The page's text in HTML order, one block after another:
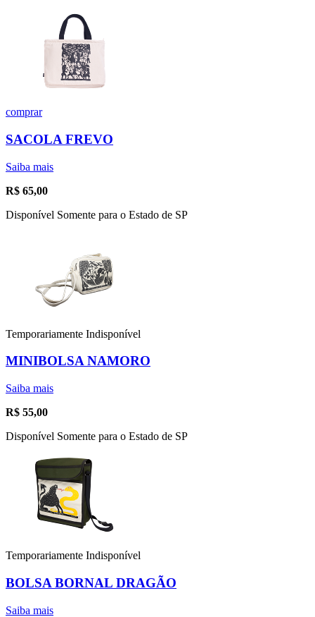
comprar
SACOLA FREVO
Saiba mais
R$ 65,00
Disponível Somente para o Estado de SP
Temporariamente Indisponível
MINIBOLSA NAMORO
Saiba mais
R$ 55,00
Disponível Somente para o Estado de SP
Temporariamente Indisponível
BOLSA BORNAL DRAGÃO
Saiba mais